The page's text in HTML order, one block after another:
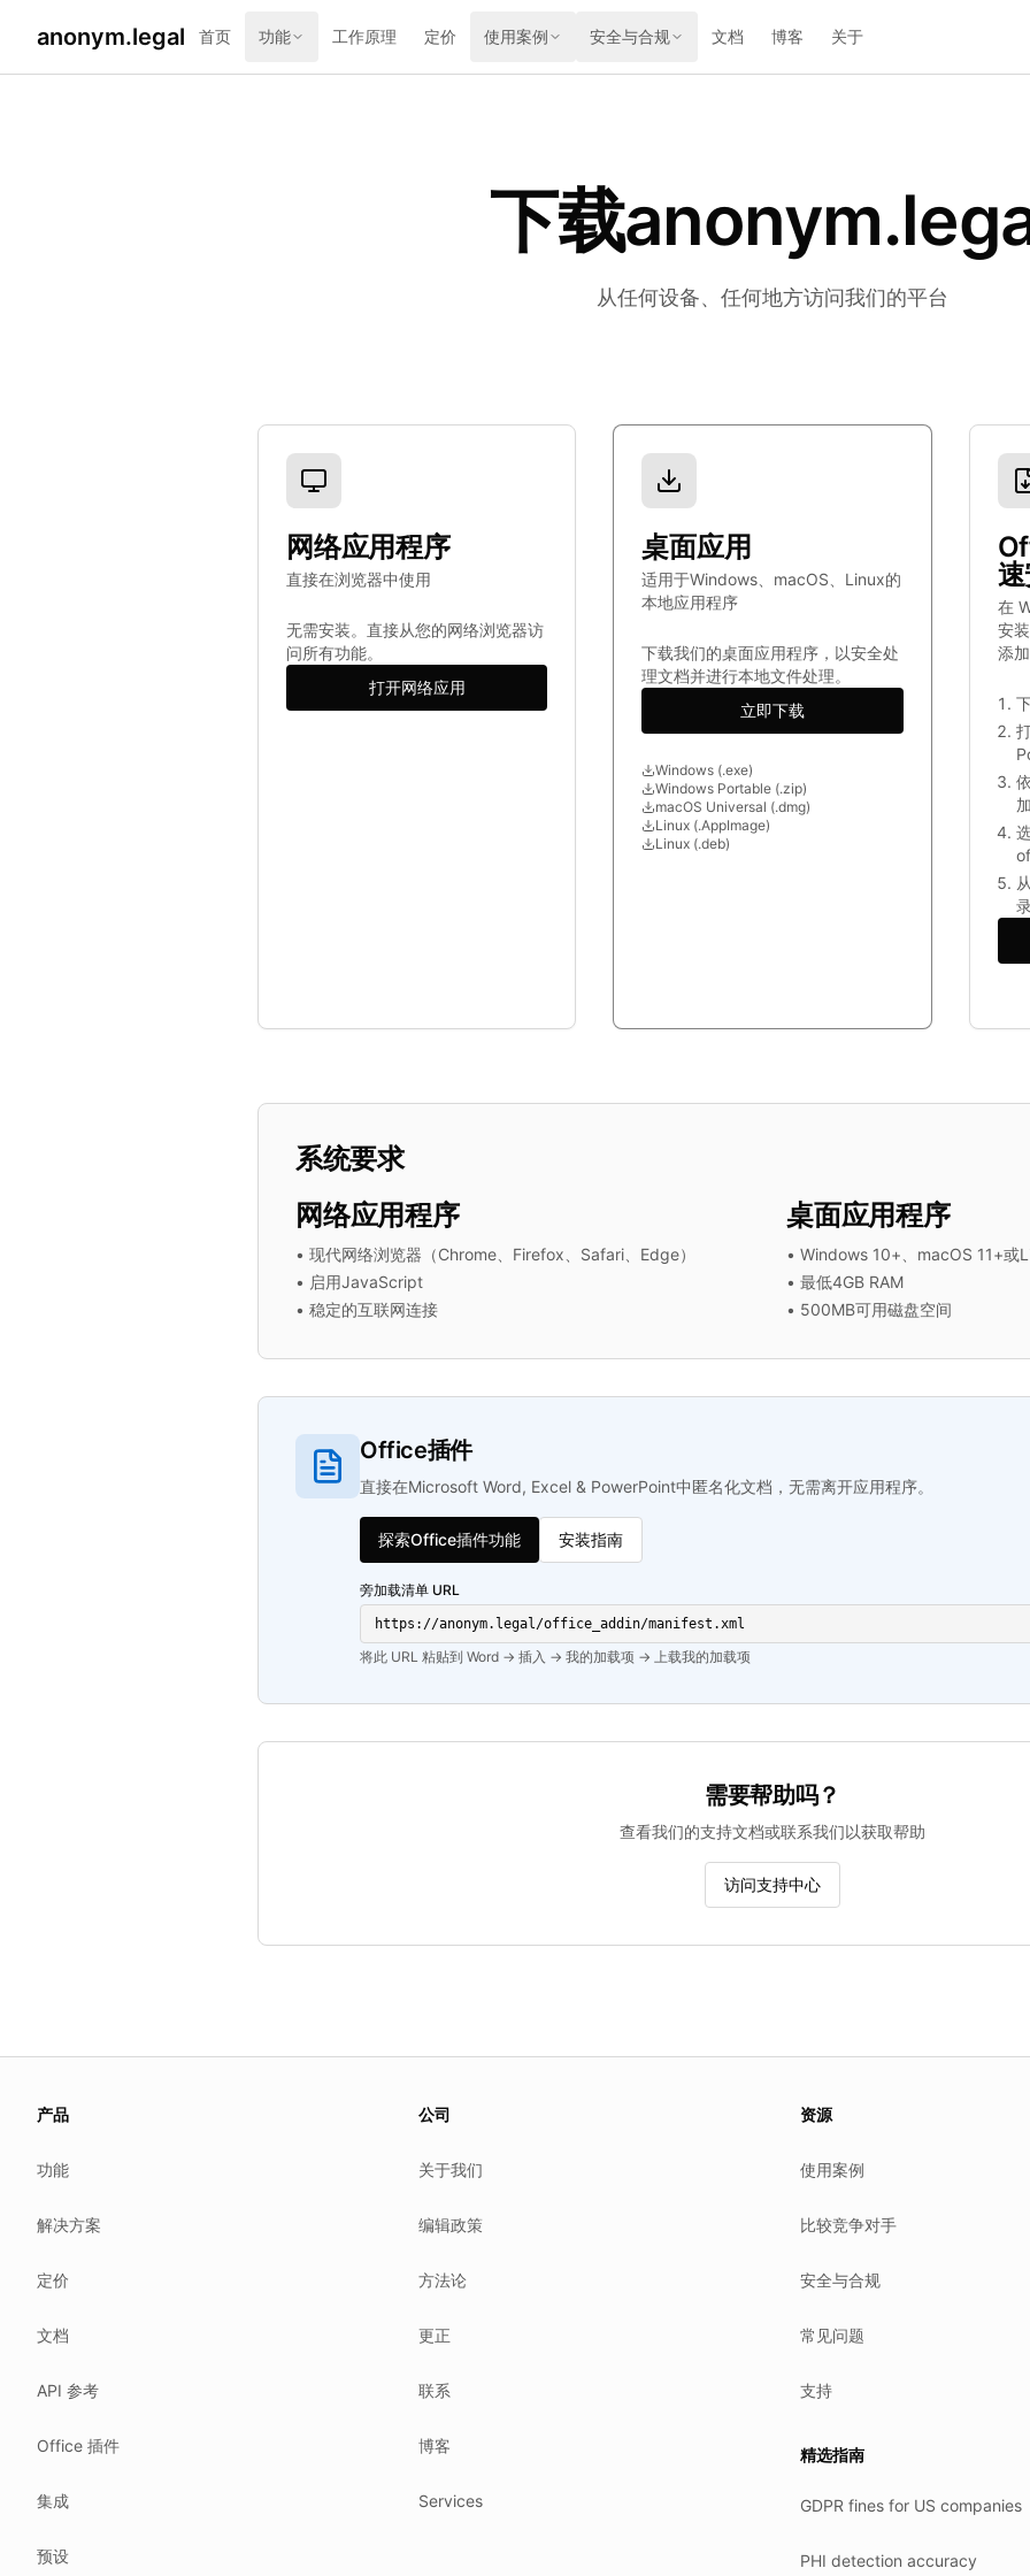
anonym.legal 首页 功能 工作原理 定价 使用案例 安全与合规 文档 博客 关于
下载
从任何设备、任何地方访问我们的平台
可用平台
网络应用程序
直接在浏览器中使用
无需安装。直接从您的网络浏览器访
问所有功能。
打开网络应用
桌面应用
适用于Windows、macOS、Linux的
本地应用程序
下载我们的桌面应用程序，以安全处
理文档并进行本地文件处理。
立即下载
Windows (.exe)
Windows Portable (.zip)
macOS Universal (.dmg)
Linux (.AppImage)
Linux (.deb)
在
安
添
系统要求
网络应用程序
• 现代网络浏览器（Chrome、Firefox、Safari、Edge）
• 启用JavaScript
• 稳定的互联网连接
桌面应用程序
• Windows 10+、macOS 11+或
• 最低4GB RAM
• 500MB可用磁盘空间
Office插件
直接在Microsoft Word, Excel & PowerPoint中匿名化文档，无需离开应用程序。
探索Office插件功能 安装指南
旁加载清单 URL
https://anonym.legal/office_addin/manifest.xml
将此 URL 粘贴到 Word → 插入 → 我的加载项 → 上载我的加载项
需要帮助吗？
查看我们的支持文档或联系我们以获取帮助
访问支持中心
We update this page when our platform or the law changes.
Each change shows up in the timestamp at the top.
Related reading
How tokens work
Security posture
We follow these rules
NIS2 (EU 2022/2555).
Our promise
产品
功能
解决方案
定价
文档
API 参考
Office 插件
集成
预设
公司
关于我们
编辑政策
方法论
更正
联系
博客
Services
资源
使用案例
比较竞争对手
安全与合规
常见问题
支持
精选指南
GDPR fines for US companies
PHI detection accuracy